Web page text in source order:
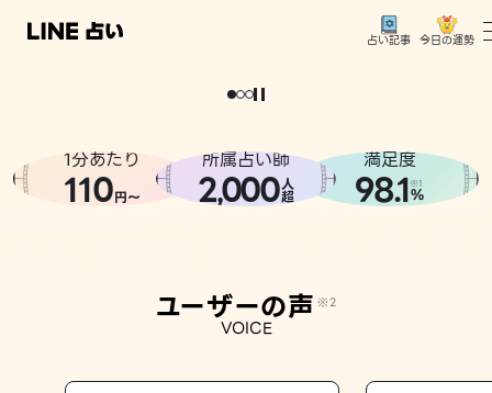
占い記事 今日の運勢
相談事例
どうせなら
。
1分あたり
110円〜
所属占い師
2,000人
超
満足度
98.1※1
%
ユーザーの声 ※2
VOICE